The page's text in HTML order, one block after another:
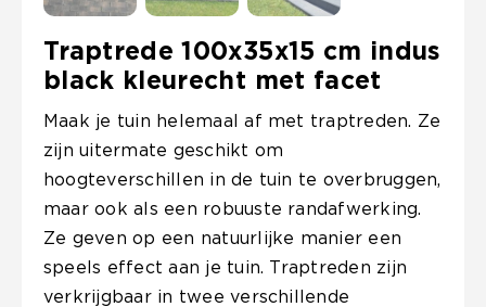
Traptrede 100x35x15 cm indus
black kleurecht met facet
Maak je tuin helemaal af met traptreden. Ze
zijn uitermate geschikt om
hoogteverschillen in de tuin te overbruggen,
maar ook als een robuuste randafwerking.
Ze geven op een natuurlijke manier een
speels effect aan je tuin. Traptreden zijn
verkrijgbaar in twee verschillende